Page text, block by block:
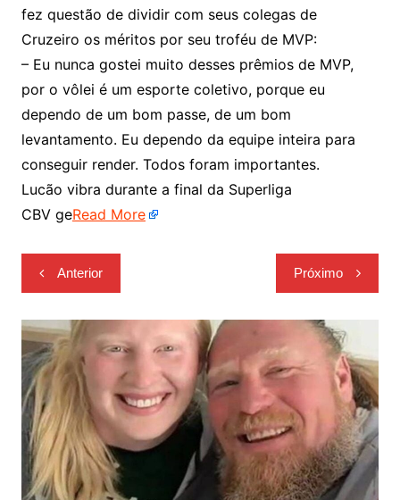
fez questão de dividir com seus colegas de
Cruzeiro os méritos por seu troféu de MVP:
– Eu nunca gostei muito desses prêmios de MVP,
por o vôlei é um esporte coletivo, porque eu
dependo de um bom passe, de um bom
levantamento. Eu dependo da equipe inteira para
conseguir render. Todos foram importantes.
Lucão vibra durante a final da Superliga
CBV geRead More
Navegação
de
Post
Anterior Próximo